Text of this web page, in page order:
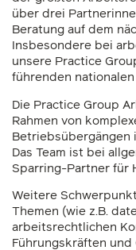
über drei
Beratung auf dem
Insbesondere bei
unsere Practice
führenden
Die Practice Group
Rahmen von
Betriebsübergängen
Das Team ist bei
Sparring-Partner für
Weitere
Themen (wie z.B.
arbeitsrechtlichen
Führungskräften und